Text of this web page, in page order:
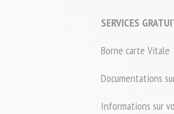
SERVICES
Borne carte Vitale
Documentations
Informations sur